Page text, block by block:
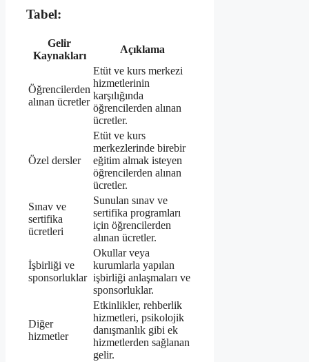
Tabel:
Gelir
Kaynakları
Açıklama
Öğrencilerden
alınan ücretler
Etüt ve kurs merkezi
hizmetlerinin
karşılığında
öğrencilerden alınan
ücretler.
Özel dersler
Etüt ve kurs
merkezlerinde birebir
eğitim almak isteyen
öğrencilerden alınan
ücretler.
Sınav ve
sertifika
ücretleri
Sunulan sınav ve
sertifika programları
için öğrencilerden
alınan ücretler.
İşbirliği ve
sponsorluklar
Okullar veya
kurumlarla yapılan
işbirliği anlaşmaları ve
sponsorluklar.
Diğer
hizmetler
Etkinlikler, rehberlik
hizmetleri, psikolojik
danışmanlık gibi ek
hizmetlerden sağlanan
gelir.